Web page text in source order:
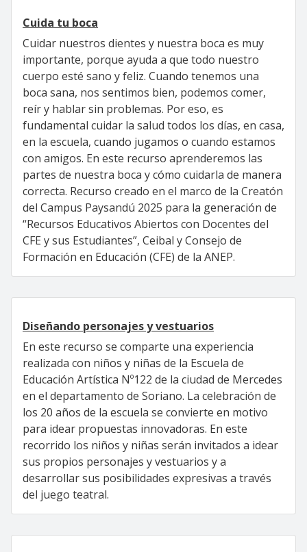
Cuida tu boca
Cuidar nuestros dientes y nuestra boca es muy
importante, porque ayuda a que todo nuestro
cuerpo esté sano y feliz. Cuando tenemos una
boca sana, nos sentimos bien, podemos comer,
reír y hablar sin problemas. Por eso, es
fundamental cuidar la salud todos los días, en casa,
en la escuela, cuando jugamos o cuando estamos
con amigos. En este recurso aprenderemos las
partes de nuestra boca y cómo cuidarla de manera
correcta. Recurso creado en el marco de la Creatón
del Campus Paysandú 2025 para la generación de
“Recursos Educativos Abiertos con Docentes del
CFE y sus Estudiantes”, Ceibal y Consejo de
Formación en Educación (CFE) de la ANEP.
Diseñando personajes y vestuarios
En este recurso se comparte una experiencia
realizada con niños y niñas de la Escuela de
Educación Artística Nº122 de la ciudad de Mercedes
en el departamento de Soriano. La celebración de
los 20 años de la escuela se convierte en motivo
para idear propuestas innovadoras. En este
recorrido los niños y niñas serán invitados a idear
sus propios personajes y vestuarios y a
desarrollar sus posibilidades expresivas a través
del juego teatral.